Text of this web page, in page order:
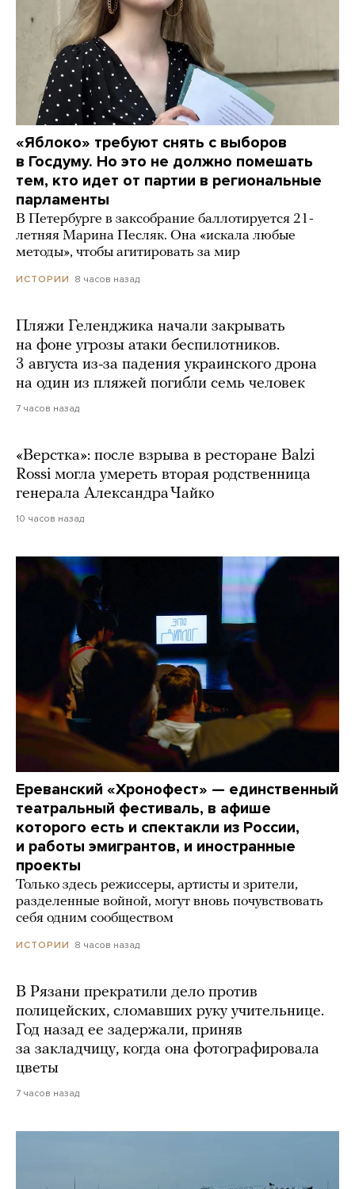
«Яблоко» требуют снять с выборов
в Госдуму. Но это не должно помешать
тем, кто идет от партии в региональные
парламенты
В Петербурге в заксобрание баллотируется 21-
летняя Марина Песляк. Она «искала любые
методы», чтобы агитировать за мир
ИСТОРИИ 8 часов назад
Пляжи Геленджика начали закрывать
на фоне угрозы атаки беспилотников.
3 августа из-за падения украинского дрона
на один из пляжей погибли семь человек
7 часов назад
«Верстка»: после взрыва в ресторане Balzi
Rossi могла умереть вторая родственница
генерала Александра Чайко
10 часов назад
Ереванский «Хронофест» — единственный
театральный фестиваль, в афише
которого есть и спектакли из России,
и работы эмигрантов, и иностранные
проекты
Только здесь режиссеры, артисты и зрители,
разделенные войной, могут вновь почувствовать
себя одним сообществом
ИСТОРИИ 8 часов назад
В Рязани прекратили дело против
полицейских, сломавших руку учительнице.
Год назад ее задержали, приняв
за закладчицу, когда она фотографировала
цветы
7 часов назад